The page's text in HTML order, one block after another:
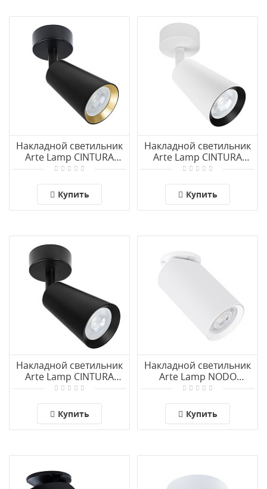
Накладной светильник
Arte Lamp CINTURA
A2353PL-1BK
Купить
Накладной светильник
Arte Lamp CINTURA
A2352PL-1WH
Купить
Накладной светильник
Arte Lamp CINTURA
A2352PL-1BK
Купить
Накладной светильник
Arte Lamp NODO
A3213PL-1WH
Купить